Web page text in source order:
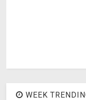
WEEK